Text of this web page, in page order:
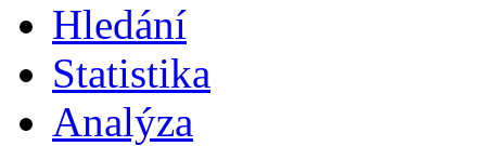
Hledání
Statistika
Analýza